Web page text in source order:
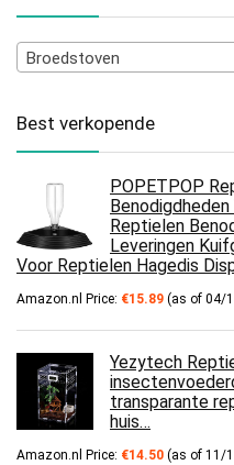
Broedstoven
Best verkopende
POPETPOP
Reptielen
Leveringen
Voor Reptielen Hagedis
Amazon.nl Price: €15.89 (as of 04/
Yezytech
transparante
huis…
Amazon.nl Price: €14.50 (as of 11/